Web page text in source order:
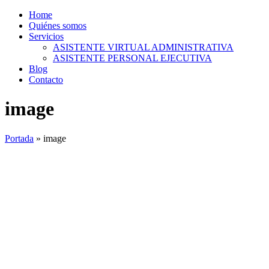
Home
Quiénes somos
Servicios
ASISTENTE VIRTUAL ADMINISTRATIVA
ASISTENTE PERSONAL EJECUTIVA
Blog
Contacto
image
Portada » image